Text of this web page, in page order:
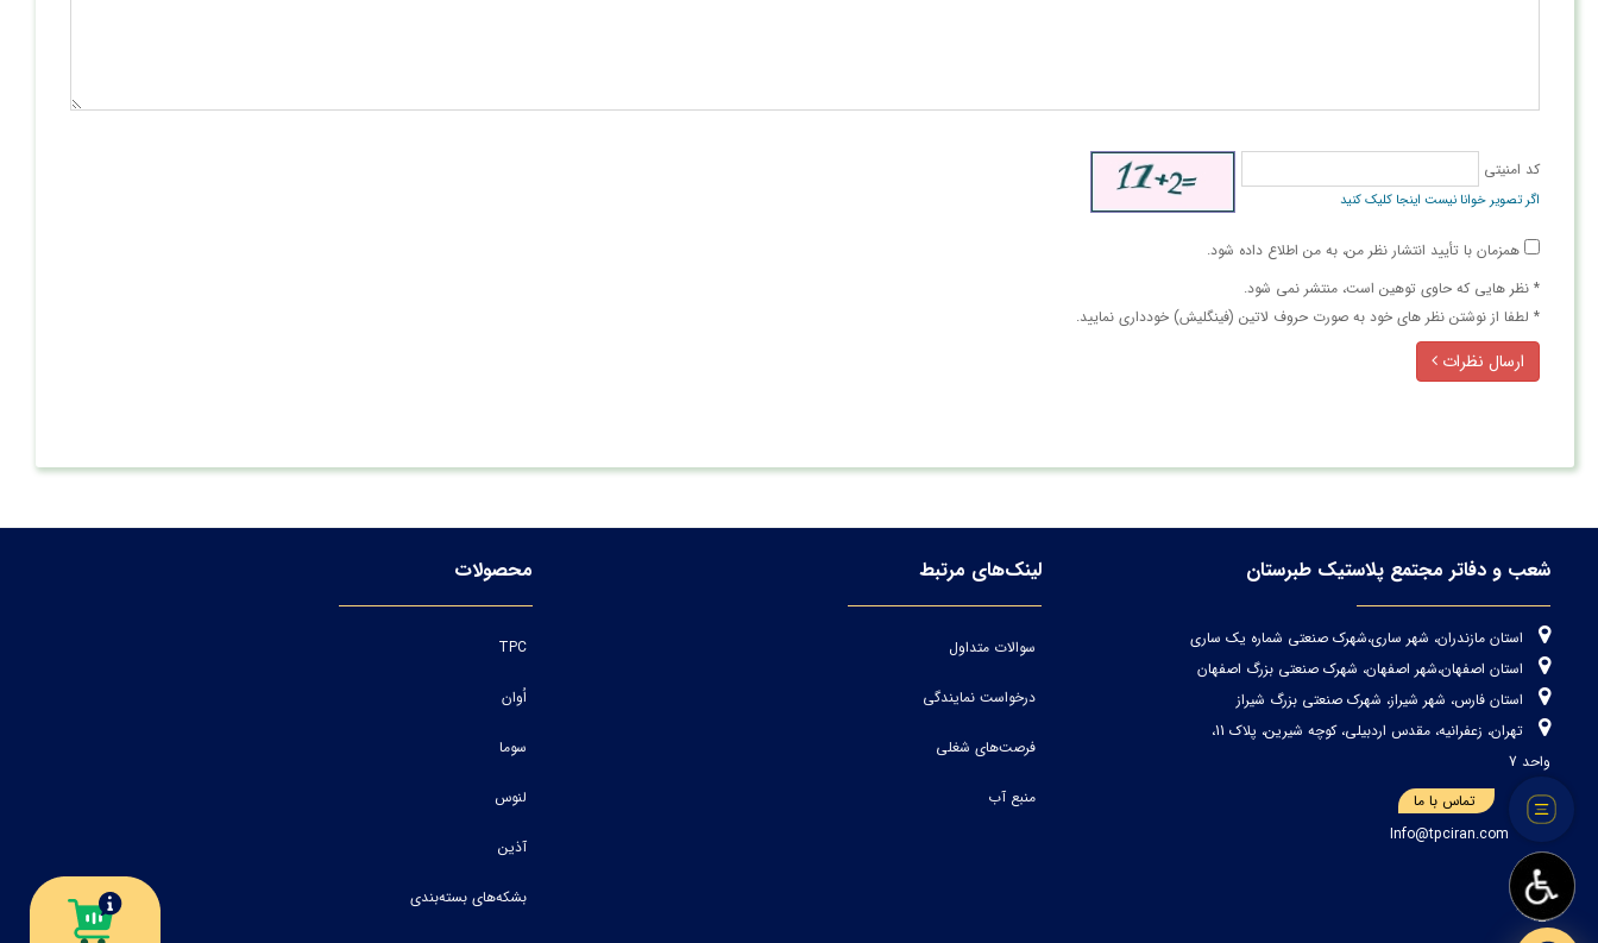
کد امنیتی
اگر تصویر خوانا نیست اینجا کلیک کنید
همزمان با تأیید انتشار نظر من، به من اطلاع داده شود.
* نظر هایی كه حاوی توهین است، منتشر نمی شود.
* لطفا از نوشتن نظر های خود به صورت حروف لاتین (فینگلیش) خودداری نمایید.
ارسال نظرات
شعب و دفاتر مجتمع پلاستیک طبرستان
استان مازندران، شهر ساری،شهرک صنعتی شماره یک ساری
استان اصفهان،شهر اصفهان، شهرک صنعتی بزرگ اصفهان
استان فارس، شهر شیراز، شهرک صنعتی بزرگ شیراز
تهران، زعفرانیه، مقدس اردبیلی، کوچه شیرین، پلاک 11،
واحد 7
تماس با ما
لینک‌های مرتبط
سوالات متداول
درخواست نمایندگی
فرصت‌های شغلی
منبع آب
محصولات
TPC
اُوان
سوما
لنوس
آذین
بشکه‌های بسته‌بندی